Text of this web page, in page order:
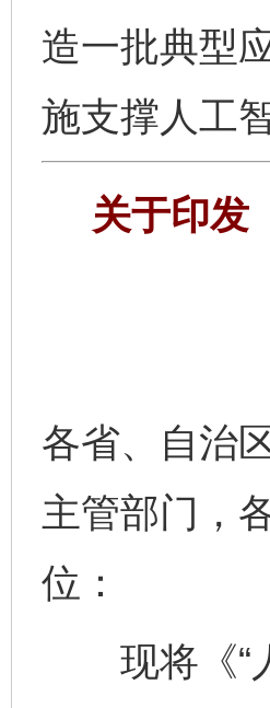
造一批典型
施支撑人工
关于印发
各省、自治
主管部门，
位：
现将《“人